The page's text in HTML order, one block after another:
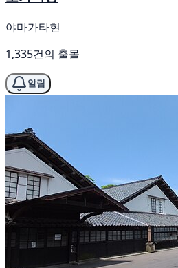
야마가타현
1,335건의 출몰
알림